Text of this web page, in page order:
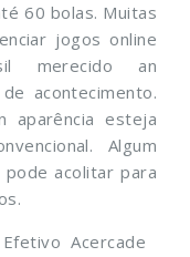
60 bolas. Muitas
jogos online
merecido an
acontecimento.
aparência esteja
Algum
acolitar para